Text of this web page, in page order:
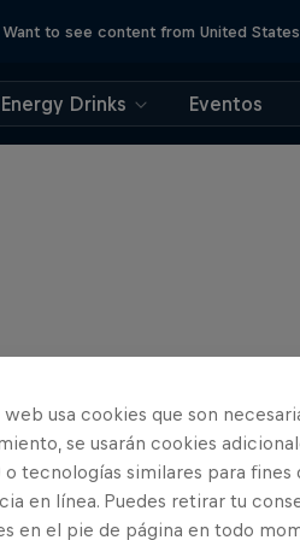
Want to see content from United
Energy Drinks Eventos
web usa cookies que son
se usarán cookies
tecnologías similares para
en línea. Puedes retirar tu
en el pie de página en todo